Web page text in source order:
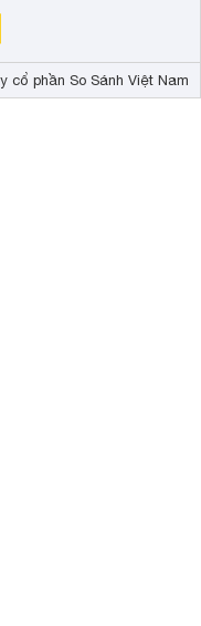
cổ phần So Sánh Việt Nam